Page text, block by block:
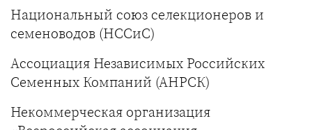
Национальный союз селекционеров и
семеноводов (НССиС)
Ассоциация Независимых Российских
Семенных Компаний (АНРСК)
Некоммерческая организация